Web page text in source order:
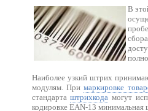
В
Наиболее узкий штрих
модулям. Примаркировке
стандарташтрихкода могут
кодировке EAN-13